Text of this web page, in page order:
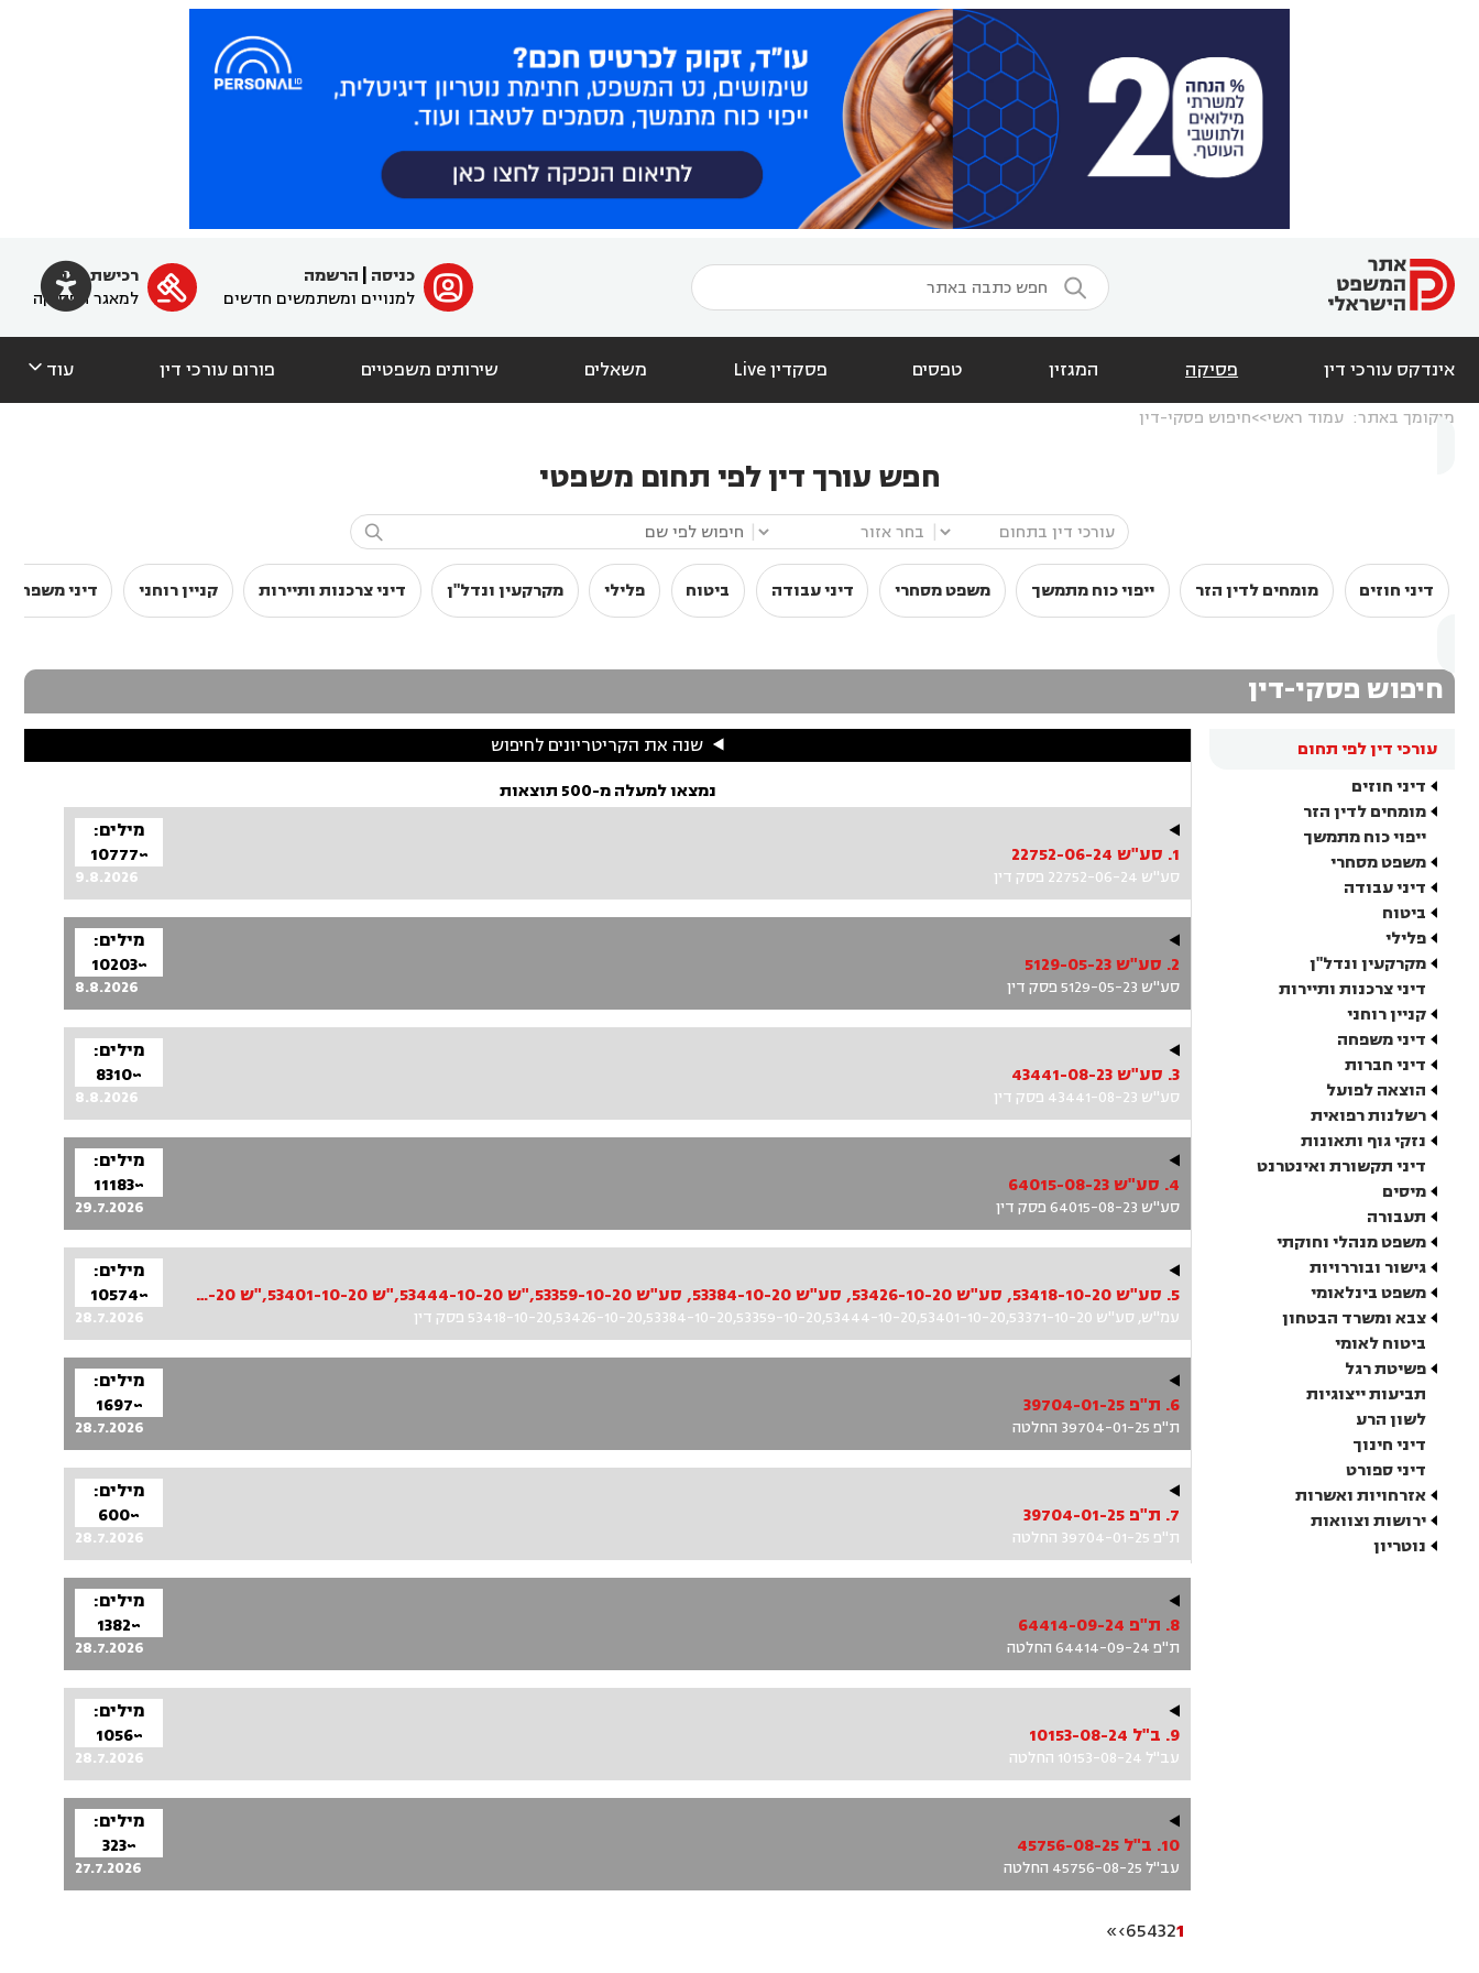
  ﱐ כניסה
הרשמה
למנויים ומשתמשים חדשים

רכישת מנוי
למאגר הפסיקה
אינדקס עורכי דין פסיקה המגזין טפסים פסקדין Live משאלים שירותים משפטיים פורום עורכי דין עוד 
מיקומך באתר: עמוד ראשי חיפוש פסקי-דין
חפש עורך דין לפי תחום משפטי

דיני חוזים מומחים לדין הזר ייפוי כוח מתמשך משפט מסחרי דיני עבודה ביטוח פלילי מקרקעין ונדל"ן דיני צרכנות ותיירות קניין רוחני דיני משפחה
חיפוש פסקי-דין
עורכי דין לפי תחום
דיני חוזים
מומחים לדין הזר
ייפוי כוח מתמשך
משפט מסחרי
דיני עבודה
ביטוח
פלילי
מקרקעין ונדל"ן
דיני צרכנות ותיירות
קניין רוחני
דיני משפחה
דיני חברות
הוצאה לפועל
רשלנות רפואית
נזקי גוף ותאונות
דיני תקשורת ואינטרנט
מיסים
תעבורה
משפט מנהלי וחוקתי
גישור ובוררויות
משפט בינלאומי
צבא ומשרד הבטחון
ביטוח לאומי
פשיטת רגל
תביעות ייצוגיות
לשון הרע
דיני חינוך
דיני ספורט
אזרחויות ואשרות
ירושות וצוואות
נוטריון
שנה את הקריטריונים לחיפוש
נמצאו למעלה מ-500 תוצאות
מילים:
~10777
1. סע"ש 22752-06-24
סע"ש 22752-06-24 פסק דין 9.8.2026
מילים:
~10203
2. סע"ש 5129-05-23
סע"ש 5129-05-23 פסק דין 8.8.2026
מילים:
~8310
3. סע"ש 43441-08-23
סע"ש 43441-08-23 פסק דין 8.8.2026
מילים:
~11183
4. סע"ש 64015-08-23
סע"ש 64015-08-23 פסק דין 29.7.2026
מילים:
~10574
5. סע"ש 53418-10-20, סע"ש 53426-10-20, סע"ש 53384-10-20, סע"ש 53359-10-20,"ש 53444-10-20,"ש 53401-10-20,"ש 53371-10-20
עמ"ש, סע"ש 53418-10-20,53426-10-20,53384-10-20,53359-10-20,53444-10-20,53401-10-20,53371-10-20 פסק דין 28.7.2026
מילים:
~1697
6. ת"פ 39704-01-25
ת"פ 39704-01-25 החלטה 28.7.2026
מילים:
~600
7. ת"פ 39704-01-25
ת"פ 39704-01-25 החלטה 28.7.2026
מילים:
~1382
8. ת"פ 64414-09-24
ת"פ 64414-09-24 החלטה 28.7.2026
מילים:
~1056
9. ב"ל 10153-08-24
עב"ל 10153-08-24 החלטה 28.7.2026
מילים:
~323
10. ב"ל 45756-08-25
עב"ל 45756-08-25 החלטה 27.7.2026
1
2
3
4
5
6
›
»